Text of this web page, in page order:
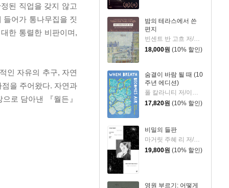
밤의 테라스에서 쓴
편지
빈센트 반 고흐 저/신성림 역
18,000원 (10% 할인)
숨결이 바람 될 때 (10
주년 에디션)
폴 칼라니티 저/이종인 역
17,820원 (10% 할인)
비밀의 들판
마거릿 주혜 리 저/장상미 역
19,800원 (10% 할인)
영원 부르기: 어떻게
된 직업을 갖지 않고
어가 통나무집을 짓
한 통렬한 비판이며,
인 자유의 추구, 자연
을 주어왔다. 자연과
로 담아낸 『월든』